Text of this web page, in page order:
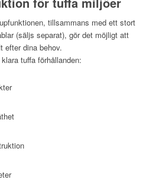
tillsammans med ett stort
(säljs separat), gör det möjligt att
efter dina behov.
tuffa förhållanden: